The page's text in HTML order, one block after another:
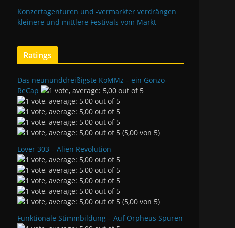
Konzertagenturen und -vermarkter verdrängen
kleinere und mittlere Festivals vom Markt
Ratings
Das neununddreißigste KoMMz – ein Gonzo-
ReCap
(5,00 von 5)
Lover 303 – Alien Revolution
(5,00 von 5)
Funktionale Stimmbildung – Auf Orpheus Spuren